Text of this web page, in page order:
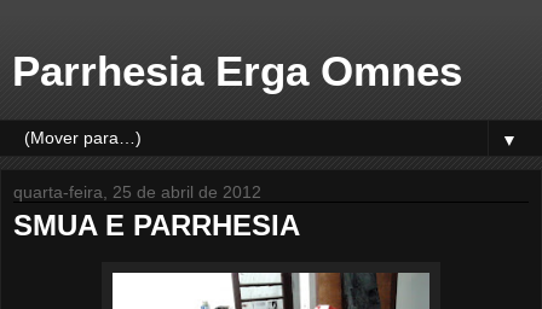
Parrhesia Erga Omnes
▼
quarta-feira, 25 de abril de 2012
SMUA E PARRHESIA